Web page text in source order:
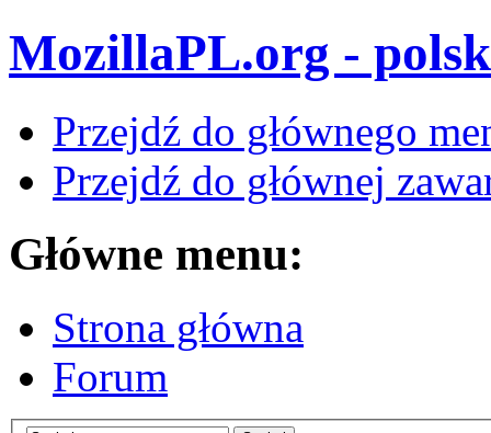
MozillaPL.org -
Przejdź do głównego
Przejdź do głównej
Główne menu:
Strona główna
Forum